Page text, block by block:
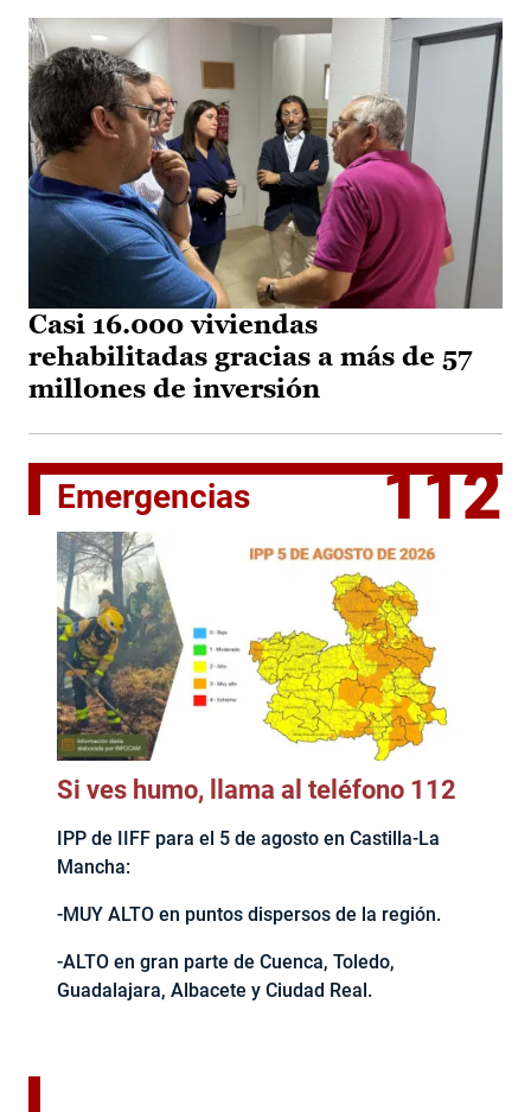
Casi 16.000 viviendas
rehabilitadas gracias a más de 57
millones de inversión
Emergencias 112
Si ves humo, llama al teléfono 112
IPP de IIFF para el 5 de agosto en Castilla-La
Mancha:
-MUY ALTO en puntos dispersos de la región.
-ALTO en gran parte de Cuenca, Toledo,
Guadalajara, Albacete y Ciudad Real.